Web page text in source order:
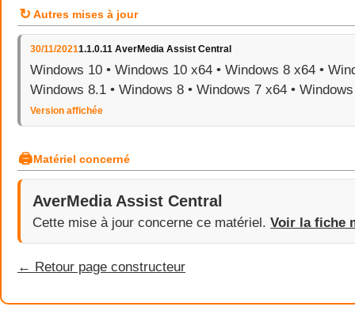
↻ Autres mises à jour
30/11/20211.1.0.11 AverMedia Assist Central
Windows 10 • Windows 10 x64 • Windows 8 x64 •
Windows 8.1 • Windows 8 • Windows 7 x64 •
Version affichée
🖨Matériel concerné
AverMedia Assist Central
Cette mise à jour concerne ce matériel. Voir la fiche
← Retour page constructeur